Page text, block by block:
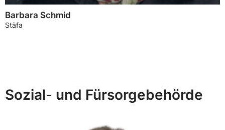
Barbara Schmid
Stäfa
Sozial- und Fürsorgebehörde